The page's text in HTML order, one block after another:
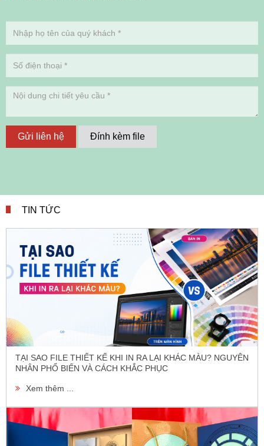
Gửi liên hệ Đính kèm file
TIN TỨC
TẠI SAO FILE THIẾT KẾ KHI IN RA LẠI KHÁC MÀU? NGUYÊN
NHÂN PHỔ BIẾN VÀ CÁCH KHẮC PHỤC
Xem thêm ...